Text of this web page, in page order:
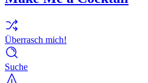
Überrasch mich!
Suche